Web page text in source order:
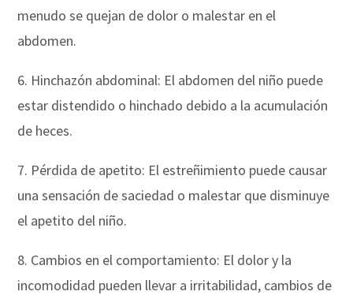
menudo se quejan de dolor o malestar en el
abdomen.
6. Hinchazón abdominal: El abdomen del niño puede
estar distendido o hinchado debido a la acumulación
de heces.
7. Pérdida de apetito: El estreñimiento puede causar
una sensación de saciedad o malestar que disminuye
el apetito del niño.
8. Cambios en el comportamiento: El dolor y la
incomodidad pueden llevar a irritabilidad, cambios de